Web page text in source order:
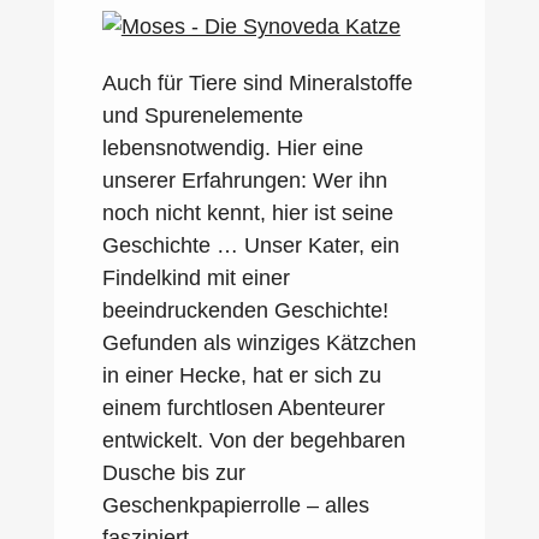
Auch für Tiere sind Mineralstoffe
und Spurenelemente
lebensnotwendig. Hier eine
unserer Erfahrungen: Wer ihn
noch nicht kennt, hier ist seine
Geschichte … Unser Kater, ein
Findelkind mit einer
beeindruckenden Geschichte!
Gefunden als winziges Kätzchen
in einer Hecke, hat er sich zu
einem furchtlosen Abenteurer
entwickelt. Von der begehbaren
Dusche bis zur
Geschenkpapierrolle – alles